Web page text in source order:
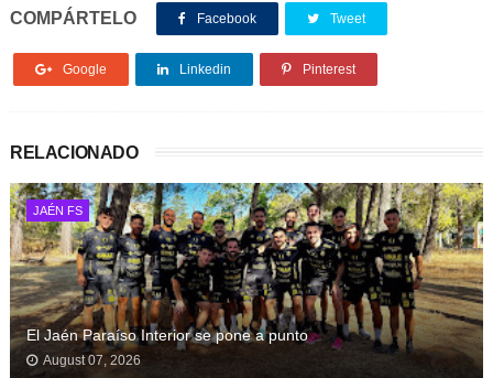
COMPÁRTELO Facebook Tweet
Google Linkedin Pinterest
RELACIONADO
JAÉN FS
El Jaén Paraíso Interior se pone a punto
August 07, 2026